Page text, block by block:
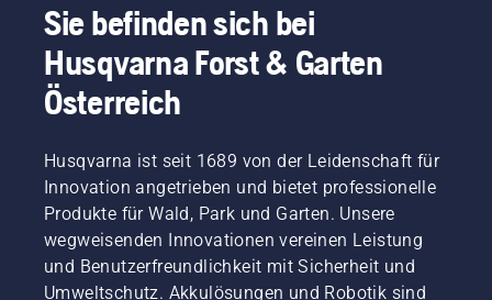
Sie befinden sich bei
Husqvarna Forst & Garten
Österreich
Husqvarna ist seit 1689 von der Leidenschaft für
Innovation angetrieben und bietet professionelle
Produkte für Wald, Park und Garten. Unsere
wegweisenden Innovationen vereinen Leistung
und Benutzerfreundlichkeit mit Sicherheit und
Umweltschutz. Akkulösungen und Robotik sind